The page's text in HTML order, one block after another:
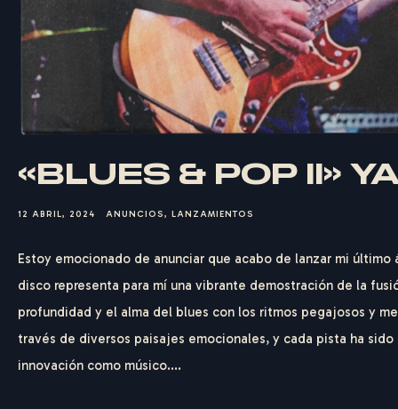
«BLUES & POP II»
12 ABRIL, 2024 ANUNCIOS, LANZAMIENTOS
Estoy emocionado de anunciar que acabo de lanzar mi último
disco representa para mí una vibrante demostración de la
profundidad y el alma del blues con los ritmos pegajosos y
través de diversos paisajes emocionales, y cada pista ha
innovación como músico....